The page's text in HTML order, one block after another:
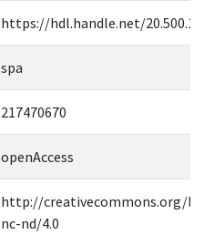
https://hdl.handle.net/
spa
217470670
openAccess
http://creativecommons.org/
nc-nd/4.0